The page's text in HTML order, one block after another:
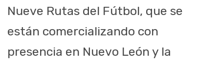
Nueve Rutas del Fútbol, que se
están comercializando con
presencia en Nuevo León y la